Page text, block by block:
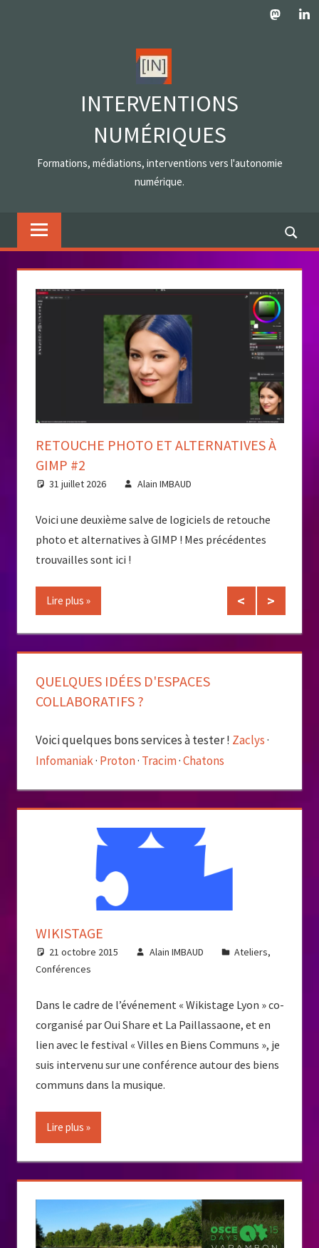
INTERVENTIONS
NUMÉRIQUES
Formations, médiations, interventions vers l'autonomie
numérique.
RETOUCHE PHOTO ET ALTERNATIVES À
GIMP #2
31 juillet 2026 Alain IMBAUD
Voici une deuxième salve de logiciels de retouche
photo et alternatives à GIMP ! Mes précédentes
trouvailles sont ici !
Lire plus
QUELQUES IDÉES D'ESPACES
COLLABORATIFS ?
Voici quelques bons services à tester ! Zaclys·
Infomaniak· Proton· Tracim·Chatons
WIKISTAGE
21 octobre 2015 Alain IMBAUD Ateliers,
Conférences
Dans le cadre de l’événement « Wikistage Lyon » co-
corganisé par Oui Share et La Paillassaone, et en
lien avec le festival « Villes en Biens Communs », je
suis intervenu sur une conférence autour des biens
communs dans la musique.
Lire plus